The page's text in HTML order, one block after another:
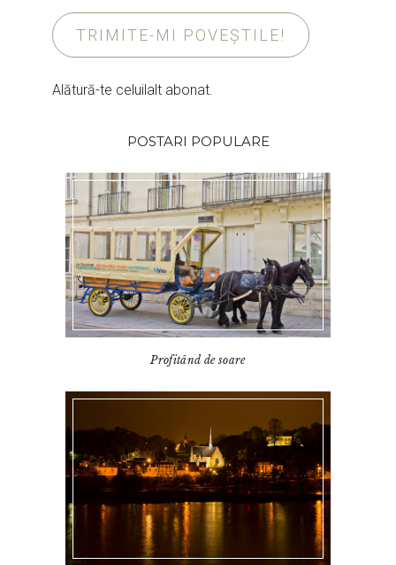
TRIMITE-MI POVEȘTILE!
Alătură-te celuilalt abonat.
POSTARI POPULARE
Profitând de soare